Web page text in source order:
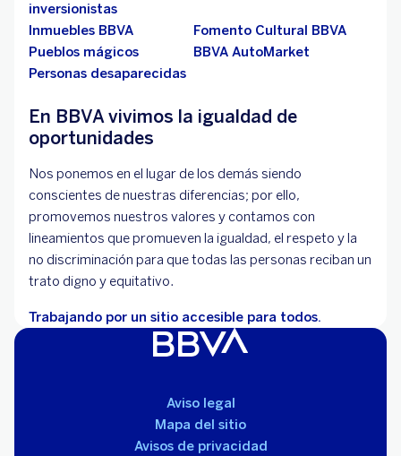
inversionistas
Inmuebles BBVA
Fomento Cultural BBVA
Pueblos mágicos
BBVA AutoMarket
Personas desaparecidas
En BBVA vivimos la igualdad de
oportunidades
Nos ponemos en el lugar de los demás siendo
conscientes de nuestras diferencias; por ello,
promovemos nuestros valores y contamos con
lineamientos que promueven la igualdad, el respeto y la
no discriminación para que todas las personas reciban un
trato digno y equitativo.
Trabajando por un sitio accesible para todos.
Aviso legal
Mapa del sitio
Avisos de privacidad